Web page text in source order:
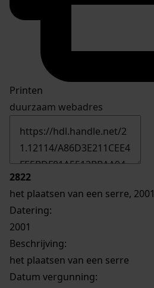
Printen
duurzaam webadres
2822
het plaatsen van een serre, 2001
Datering:
2001
Beschrijving:
het plaatsen van een serre
Datum vergunning: